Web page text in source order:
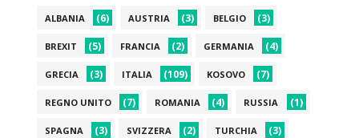
ALBANIA (6) AUSTRIA (3) BELGIO (3)
BREXIT (5) FRANCIA (2) GERMANIA (4)
GRECIA (3) ITALIA (109) KOSOVO (7)
REGNO UNITO (7) ROMANIA (4) RUSSIA (1)
SPAGNA (3) SVIZZERA (2) TURCHIA (3)